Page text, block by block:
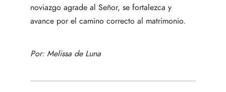
noviazgo agrade al Señor, se fortalezca y
avance por el camino correcto al matrimonio.
Por: Melissa de Luna